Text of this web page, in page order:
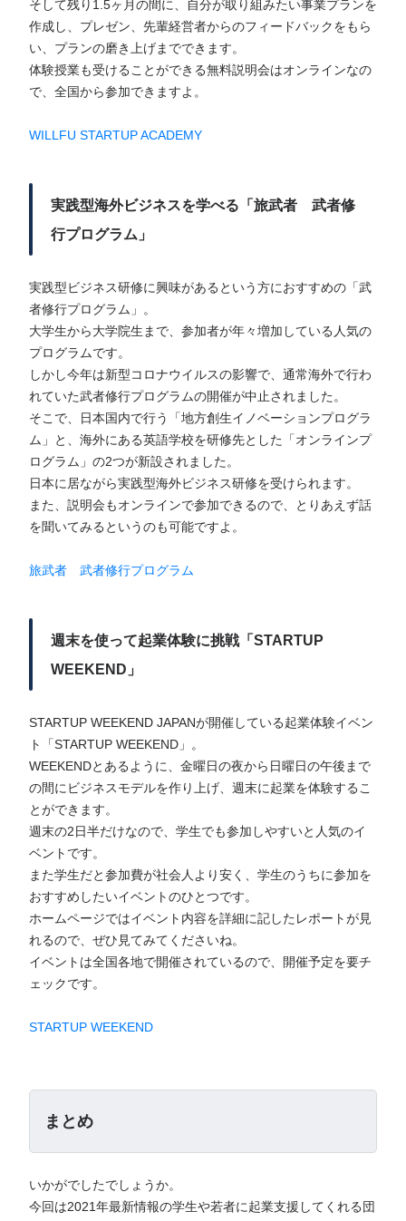
そして残り1.5ヶ月の間に、自分が取り組みたい事業プランを
作成し、プレゼン、先輩経営者からのフィードバックをもら
い、プランの磨き上げまでできます。
体験授業も受けることができる無料説明会はオンラインなの
で、全国から参加できますよ。
WILLFU STARTUP ACADEMY
実践型海外ビジネスを学べる「旅武者 武者修
行プログラム」
実践型ビジネス研修に興味があるという方におすすめの「武
者修行プログラム」。
大学生から大学院生まで、参加者が年々増加している人気の
プログラムです。
しかし今年は新型コロナウイルスの影響で、通常海外で行わ
れていた武者修行プログラムの開催が中止されました。
そこで、日本国内で行う「地方創生イノベーションプログラ
ム」と、海外にある英語学校を研修先とした「オンラインプ
ログラム」の2つが新設されました。
日本に居ながら実践型海外ビジネス研修を受けられます。
また、説明会もオンラインで参加できるので、とりあえず話
を聞いてみるというのも可能ですよ。
旅武者 武者修行プログラム
週末を使って起業体験に挑戦「STARTUP
WEEKEND」
STARTUP WEEKEND JAPANが開催している起業体験イベン
ト「STARTUP WEEKEND」。
WEEKENDとあるように、金曜日の夜から日曜日の午後まで
の間にビジネスモデルを作り上げ、週末に起業を体験するこ
とができます。
週末の2日半だけなので、学生でも参加しやすいと人気のイ
ベントです。
また学生だと参加費が社会人より安く、学生のうちに参加を
おすすめしたいイベントのひとつです。
ホームページではイベント内容を詳細に記したレポートが見
れるので、ぜひ見てみてくださいね。
イベントは全国各地で開催されているので、開催予定を要チ
ェックです。
STARTUP WEEKEND
まとめ
いかがでしたでしょうか。
今回は2021年最新情報の学生や若者に起業支援してくれる団